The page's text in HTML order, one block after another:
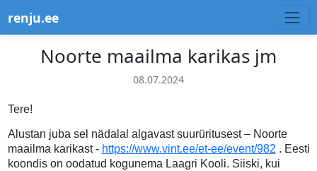
renju.ee
Noorte maailma karikas jm
08.07.2024
Tere!
Alustan juba sel nädalal algavast suurüritusest – Noorte
maailma karikast - https://www.vint.ee/et-ee/event/982 . Eesti
koondis on oodatud kogunema Laagri Kooli. Siiski, kui